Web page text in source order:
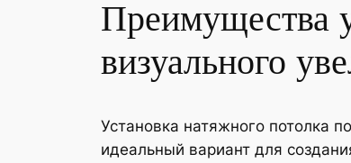
Преимущества
визуального
Установка натяжного потолка
идеальный вариант для